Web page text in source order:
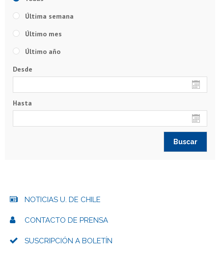
Última semana
Último mes
Último año
Desde
Hasta
NOTICIAS U. DE CHILE
CONTACTO DE PRENSA
SUSCRIPCIÓN A BOLETÍN